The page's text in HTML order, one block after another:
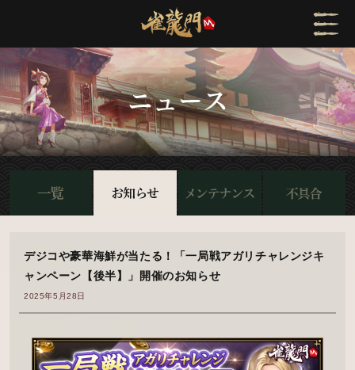
デジコや豪華海鮮が当たる！「一局戦アガリチャレンジキ
ャンペーン【後半】」開催のお知らせ
2025年5月28日